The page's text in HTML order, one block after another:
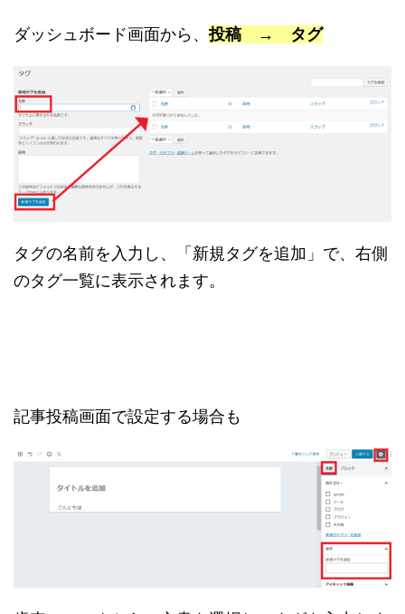
ダッシュボード画面から、投稿 → タグ
タグの名前を入力し、「新規タグを追加」で、右側
のタグ一覧に表示されます。
記事投稿画面で設定する場合も